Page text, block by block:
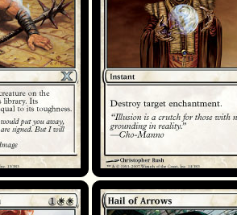
Pluie de flèches